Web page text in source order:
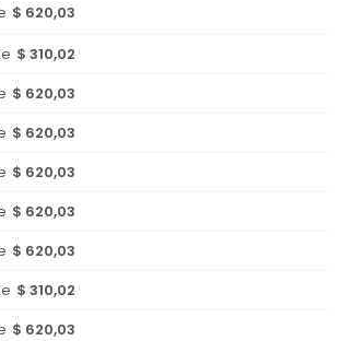
$ 620,03
$ 310,02
$ 620,03
$ 620,03
$ 620,03
$ 620,03
$ 620,03
$ 310,02
$ 620,03